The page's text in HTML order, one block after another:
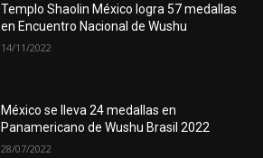
Templo Shaolin México logra 57 medallas
en Encuentro Nacional de Wushu
14/11/2022
México se lleva 24 medallas en
Panamericano de Wushu Brasil 2022
28/07/2022